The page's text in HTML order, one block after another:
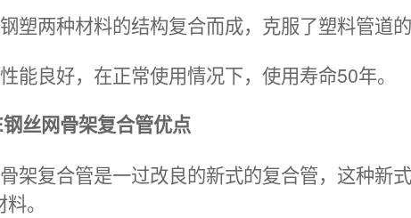
塑两种材料的结构复合而成，克服了塑料管道
能良好，在正常使用情况下，使用寿命50年。
丝网骨架复合管优点
架复合管是一过改良的新式的复合管，这种新
。